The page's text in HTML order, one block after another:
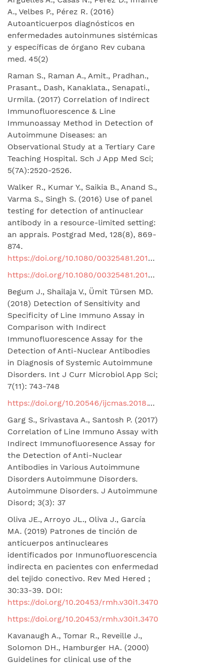
A., Velbes P., Pérez R. (2016)
Autoanticuerpos diagnósticos en
enfermedades autoinmunes sistémicas
y específicas de órgano Rev cubana
med. 45(2)
Raman S., Raman A., Amit., Pradhan.,
Prasant., Dash, Kanaklata., Senapati.,
Urmila. (2017) Correlation of Indirect
Immunofluorescence & Line
Immunoassay Method in Detection of
Autoimmune Diseases: an
Observational Study at a Tertiary Care
Teaching Hospital. Sch J App Med Sci;
5(7A):2520-2526.
Walker R., Kumar Y., Saikia B., Anand S.,
Varma S., Singh S. (2016) Use of panel
testing for detection of antinuclear
antibody in a resource-limited setting:
an apprais. Postgrad Med, 128(8), 869-
874.
https://doi.org/10.1080/00325481.2016.1220808
https://doi.org/10.1080/00325481.2016.1220808
Begum J., Shailaja V., Ümit Türsen MD.
(2018) Detection of Sensitivity and
Specificity of Line Immuno Assay in
Comparison with Indirect
Immunofluorescence Assay for the
Detection of Anti-Nuclear Antibodies
in Diagnosis of Systemic Autoimmune
Disorders. Int J Curr Microbiol App Sci;
7(11): 743-748
https://doi.org/10.20546/ijcmas.2018.711.089
Garg S., Srivastava A., Santosh P. (2017)
Correlation of Line Immuno Assay with
Indirect Immunofluoresence Assay for
the Detection of Anti-Nuclear
Antibodies in Various Autoimmune
Disorders Autoimmune Disorders.
Autoimmune Disorders. J Autoimmune
Disord; 3(3): 37
Oliva JE., Arroyo JL., Oliva J., García
MA. (2019) Patrones de tinción de
anticuerpos antinucleares
identificados por Inmunofluorescencia
indirecta en pacientes con enfermedad
del tejido conectivo. Rev Med Hered ;
30:33-39. DOI:
https://doi.org/10.20453/rmh.v30i1.3470
https://doi.org/10.20453/rmh.v30i1.3470
Kavanaugh A., Tomar R., Reveille J.,
Solomon DH., Hamburger HA. (2000)
Guidelines for clinical use of the